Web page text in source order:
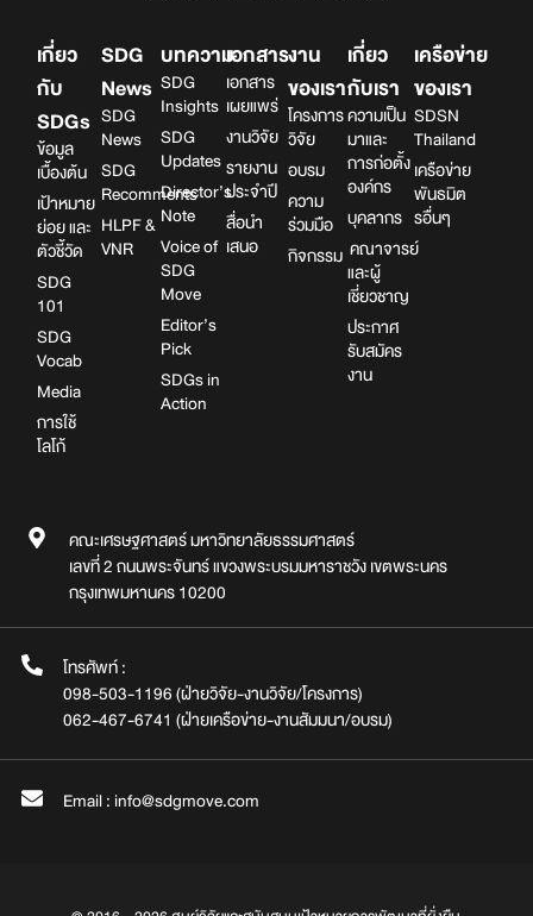
เกี่ยว
กับ
SDGs
ข้อมูล
เบื้องต้น
เป้าหมาย
ย่อย และ
ตัวชี้วัด
SDG
101
SDG
Vocab
Media
การใช้
โลโก้
SDG
News
SDG
News
SDG
Recomments
HLPF &
VNR
บทความ
SDG
Insights
SDG
Updates
Director’s
Note
Voice of
SDG
Move
Editor’s
Pick
SDGs in
Action
เอกสาร
เอกสาร
เผยแพร่
งานวิจัย
รายงาน
ประจำปี
สื่อนำ
เสนอ
งาน
ของเรา
โครงการ
วิจัย
อบรม
ความ
ร่วมมือ
กิจกรรม
เกี่ยว
กับเรา
ความเป็น
มาและ
การก่อตั้ง
องค์กร
บุคลากร
คณาจารย์
และผู้
เชี่ยวชาญ
ประกาศ
รับสมัคร
งาน
เครือข่าย
ของเรา
SDSN
Thailand
เครือข่าย
พันธมิต
รอื่นๆ
คณะเศรษฐศาสตร์ มหาวิทยาลัยธรรมศาสตร์
เลขที่ 2 ถนนพระจันทร์ แขวงพระบรมมหาราชวัง เขตพระนคร
กรุงเทพมหานคร 10200
โทรศัพท์ :
098-503-1196 (ฝ่ายวิจัย-งานวิจัย/โครงการ)
062-467-6741 (ฝ่ายเครือข่าย-งานสัมมนา/อบรม)
Email : info@sdgmove.com